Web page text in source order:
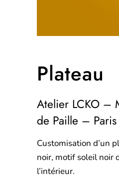
Plateau
Atelier LCKO –
de Paille – Paris
Customisation d’un
noir, motif soleil noir
l’intérieur.